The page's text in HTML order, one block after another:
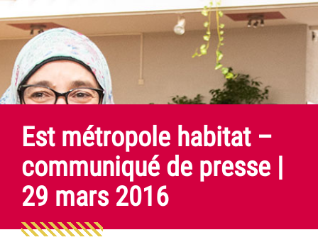
Est métropole habitat –
communiqué de presse |
29 mars 2016